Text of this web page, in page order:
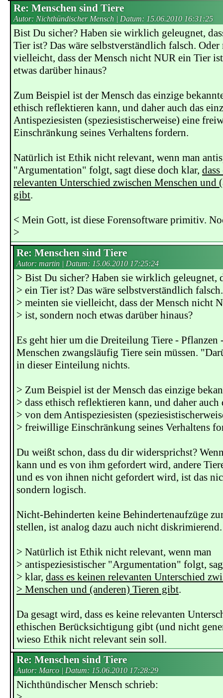
Re: Menschen sind Tiere
Autor: Nichthündischer Mensch | Datum: 15.06.2010 16:31:25
Bist Du sicher? Haben sie wirklich geleugnet,
Tier ist? Das wäre selbstverständlich falsch. Oder
vielleicht, dass der Mensch nicht NUR ein Tier
etwas darüber hinaus?
Zum Beispiel ist der Mensch das einzige
ethisch reflektieren kann, und daher auch das
Antispeziesisten (speziesistischerweise) eine
Einschränkung seines Verhaltens fordern.
Natürlich ist Ethik nicht relevant, wenn man
"Argumentation" folgt, sagt diese doch klar,
relevanten Unterschied zwischen Menschen und
gibt.
< Mein Gott, ist diese Forensoftware primitiv.
>
Re: Menschen sind Tiere
Autor: martin | Datum: 15.06.2010 17:25:24
> Bist Du sicher? Haben sie wirklich geleugnet,
> ein Tier ist? Das wäre selbstverständlich
> meinten sie vielleicht, dass der Mensch nicht
> ist, sondern noch etwas darüber hinaus?
Es geht hier um die Dreiteilung Tiere - Pflanzen
Menschen zwangsläufig Tiere sein müssen.
in dieser Einteilung nichts.
> Zum Beispiel ist der Mensch das einzige
> dass ethisch reflektieren kann, und daher auch
> von dem Antispeziesisten
> freiwillige Einschränkung seines Verhaltens
Du weißt schon, dass du dir widersprichst?
kann und es von ihm gefordert wird, andere
und es von ihnen nicht gefordert wird, ist das
sondern logisch.
Nicht-Behinderten keine Behindertenaufzüge
stellen, ist analog dazu auch nicht diskrimierend.
> Natürlich ist Ethik nicht relevant, wenn man
> antispeziesistischer "Argumentation" folgt,
> klar, dass es keinen relevanten Unterschied
> Menschen und (anderen) Tieren gibt.
Da gesagt wird, dass es keine relevanten
ethischen Berücksichtigung gibt (und nicht
wieso Ethik nicht relevant sein soll.
Re: Menschen sind Tiere
Autor: Marco | Datum: 15.06.2010 17:28:29
Nichthündischer Mensch schrieb: